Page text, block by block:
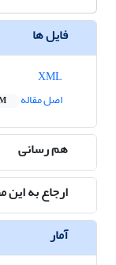
فایل ها
اصل مقاله
هم رسانی
ارجاع به این
آمار